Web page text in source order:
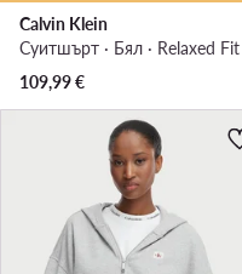
Calvin Klein
Суитшърт · Бял · Relaxed Fit
109,99€